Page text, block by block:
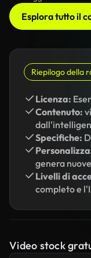
Esplora tutto il
Riepilogo della
Licenza:
Contenuto:
Specifiche:
genera
Livelli di
completo e
Video stock